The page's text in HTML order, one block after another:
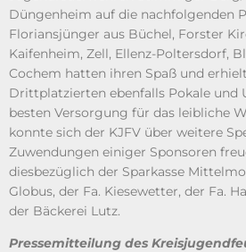
Düngenheim auf die nachfolgenden
Floriansjünger aus Büchel, Forster
Kaifenheim, Zell, Ellenz-Poltersdorf,
Cochem hatten ihren Spaß und
Drittplatzierten ebenfalls Pokale und
besten Versorgung für das leibliche
konnte sich der KJFV über weitere
Zuwendungen einiger Sponsoren
diesbezüglich der Sparkasse
Globus, der Fa. Kiesewetter, der Fa.
der Bäckerei Lutz.
Pressemitteilung des